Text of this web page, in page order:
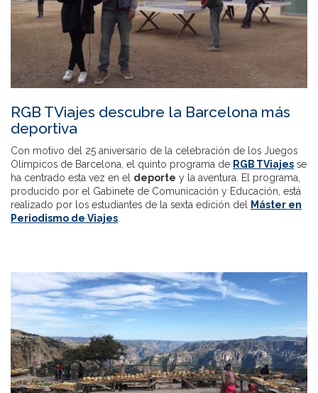
RGB TViajes descubre la Barcelona más
deportiva
Con motivo del 25 aniversario de la celebración de los Juegos
Olímpicos de Barcelona, el quinto programa de RGB TViajes se
ha centrado esta vez en el deporte y la aventura. El programa,
producido por el Gabinete de Comunicación y Educación, está
realizado por los estudiantes de la sexta edición del Máster en
Periodismo de Viajes